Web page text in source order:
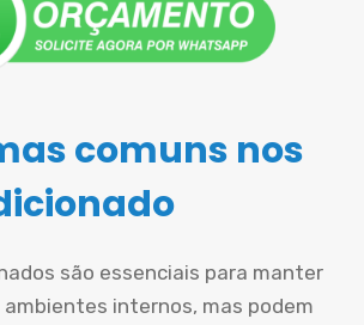
comuns nos
são essenciais para manter
internos, mas podem